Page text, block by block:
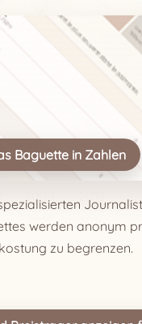
1998
2003
2004
2009
2015
2016
2021
2022
Baguette in Zahlen
werden anonym
zu begrenzen.
OpenStreetMap contributors